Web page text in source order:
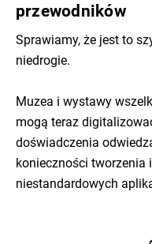
przewodników
Sprawiamy, że jest to
niedrogie.
Muzea i wystawy
mogą teraz
doświadczenia
konieczności tworzenia
niestandardowych